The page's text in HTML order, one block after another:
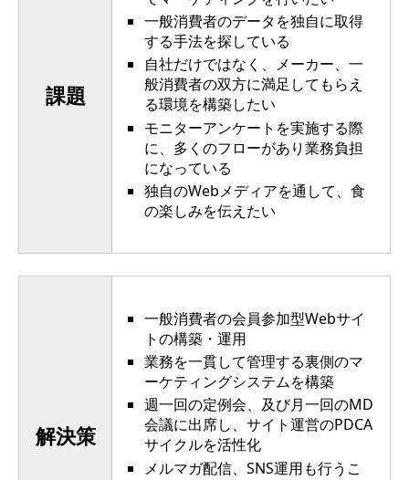
課題
一般消費者のデータを独自に取得
する手法を探している
自社だけではなく、メーカー、一
般消費者の双方に満足してもらえ
る環境を構築したい
モニターアンケートを実施する際
に、多くのフローがあり業務負担
になっている
独自のWebメディアを通して、食
の楽しみを伝えたい
解決策
一般消費者の会員参加型Webサイ
トの構築・運用
業務を一貫して管理する裏側のマ
ーケティングシステムを構築
週一回の定例会、及び月一回のMD
会議に出席し、サイト運営のPDCA
サイクルを活性化
メルマガ配信、SNS運用も行うこ